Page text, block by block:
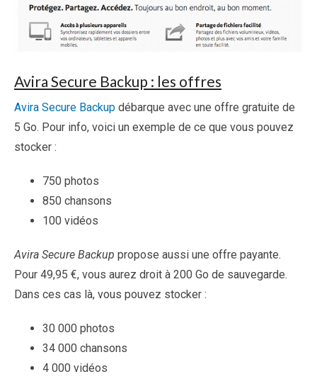
Avira Secure Backup : les offres
Avira Secure Backup débarque avec une offre gratuite de
5 Go. Pour info, voici un exemple de ce que vous pouvez
stocker :
750 photos
850 chansons
100 vidéos
Avira Secure Backup propose aussi une offre payante.
Pour 49,95 €, vous aurez droit à 200 Go de sauvegarde.
Dans ces cas là, vous pouvez stocker :
30 000 photos
34 000 chansons
4 000 vidéos